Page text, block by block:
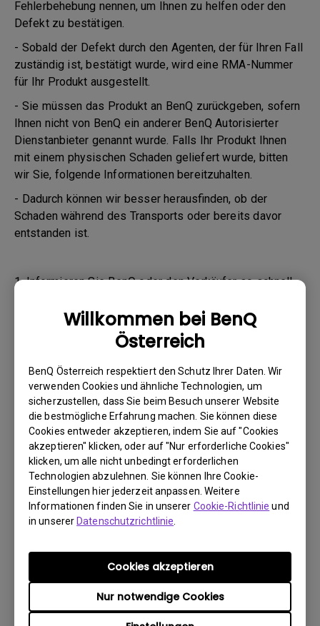
Willkommen bei BenQ
Österreich
BenQ Österreich respektiert den Schutz Ihrer Daten. Wir
verwenden Cookies und ähnliche Technologien, um
sicherzustellen, dass Sie beim Besuch unserer Website
die bestmögliche Erfahrung machen. Sie können diese
Cookies entweder akzeptieren, indem Sie auf "Cookies
akzeptieren" klicken, oder auf "Nur erforderliche Cookies"
klicken, um alle nicht unbedingt erforderlichen
Technologien abzulehnen. Sie können Ihre Cookie-
Einstellungen hier jederzeit anpassen. Weitere
Informationen finden Sie in unserer Cookie-Richtlinie und
in unsererDatenschutzrichtlinie
Nur notwendige Cookies
Cookies akzeptieren
Fehlerbehebung nennen, um Ihnen zu helfen oder den
Defekt zu bestätigen.
- Sobald der Defekt durch den Agenten, der für Ihren Fall
zuständig ist, bestätigt wurde, wird eine RMA-Nummer
für Ihr Produkt ausgestellt.
- Sie müssen das Produkt an BenQ zurückgeben, sofern
Ihnen nicht von BenQ ein anderer BenQ Autorisierter
Dienstanbieter genannt wurde. Falls Ihr Produkt Ihnen
mit einem physischen Schaden geliefert wurde, bitten
wir Sie, folgende Informationen bereitzuhalten.
- Dadurch können wir besser herausfinden, ob der
Schaden während des Transports oder bereits davor
entstanden ist.
1. Informieren Sie BenQ oder den Verkäufer so schnell
2. Fotografieren Sie Folgendes:
a. Verpackungsmaterial (innen und außen)
b. den physischen Schaden
3. Halten Sie die Rechnung und den Lieferschein bereit.
4. Verwenden Sie das Produkt nicht, da eventuell seine
Betriebsstunden überprüft werden.
Garantieeinschränkung
Die Garantie für Lampen (hier als Leuchtmittel
bezeichnet) richtet sich nach dem
- Lampenlichtquelle (UHP): 1 Jahr bzw. 2000
Stunden/ 3 Jahre bzw. 3000 Stunden (äquivalente